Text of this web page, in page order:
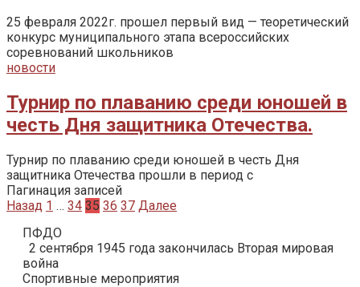
25 февраля 2022г. прошел первый вид — теоретический
конкурс муниципального этапа всероссийских
соревнований школьников
новости
Турнир по плаванию среди юношей в
честь Дня защитника Отечества.
Турнир по плаванию среди юношей в честь Дня
защитника Отечества прошли в период с
Пагинация записей
Назад 1 … 34 35 36 37 Далее
ПФДО
2 сентября 1945 года закончилась Вторая мировая
война
Спортивные мероприятия